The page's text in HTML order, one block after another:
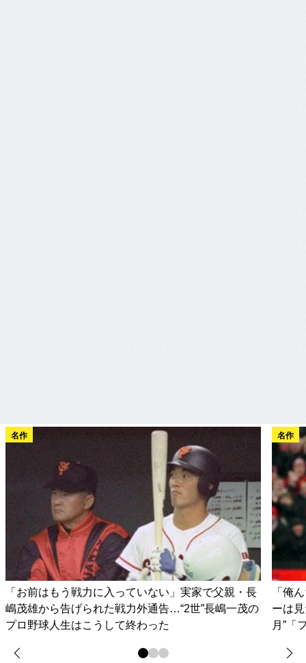
名作
「お前はもう戦力に入っていない」実家で父親・長
嶋茂雄から告げられた戦力外通告…“2世”長嶋一茂の
プロ野球人生はこうして終わった
名作
「俺
ーは
月”「